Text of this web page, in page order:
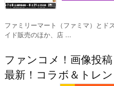
ファミリーマート（ファミマ）とド
イド販売のほか、店 ...
ファンコメ！画像投稿
最新！コラボ＆トレ